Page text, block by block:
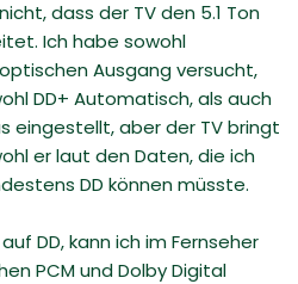
dass der TV den 5.1 Ton
Ich habe sowohl
Ausgang versucht,
DD+ Automatisch, als auch
eingestellt, aber der TV bringt
er laut den Daten, die ich
DD können müsste.
DD, kann ich im Fernseher
PCM und Dolby Digital